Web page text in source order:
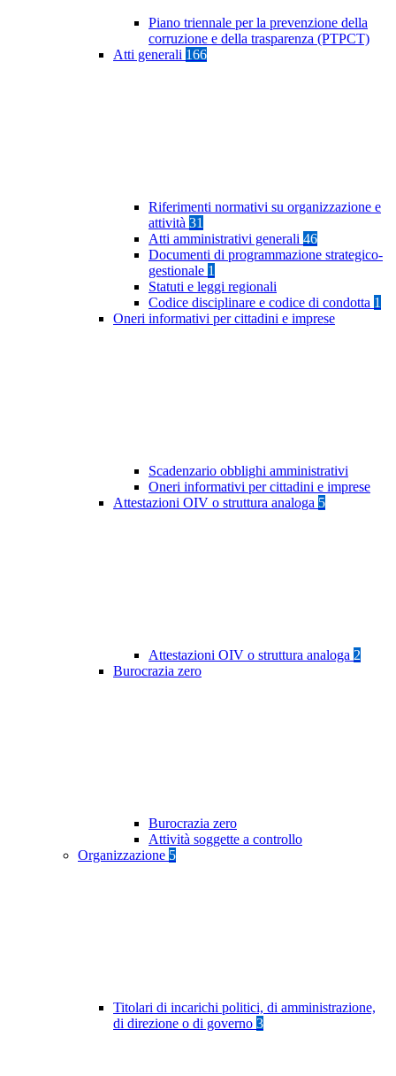
Piano triennale per la prevenzione della
corruzione e della trasparenza (PTPCT)
Atti generali 166
Riferimenti normativi su organizzazione e
attività 31
Atti amministrativi generali 46
Documenti di programmazione strategico-
gestionale 1
Statuti e leggi regionali
Codice disciplinare e codice di condotta 1
Oneri informativi per cittadini e imprese
Scadenzario obblighi amministrativi
Oneri informativi per cittadini e imprese
Attestazioni OIV o struttura analoga 5
Attestazioni OIV o struttura analoga 2
Burocrazia zero
Burocrazia zero
Attività soggette a controllo
Organizzazione 5
Titolari di incarichi politici, di amministrazione,
di direzione o di governo 3